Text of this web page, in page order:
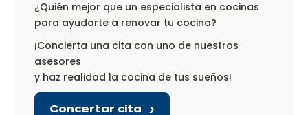
¿Quién mejor que un especialista en cocinas
para ayudarte a renovar tu cocina?
¡Concierta una cita con uno de nuestros
asesores
y haz realidad la cocina de tus sueños!
Concertar cita